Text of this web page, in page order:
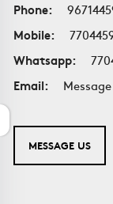
Phone:
Mobile:
Whatsapp:
Email:
MESSAGE US